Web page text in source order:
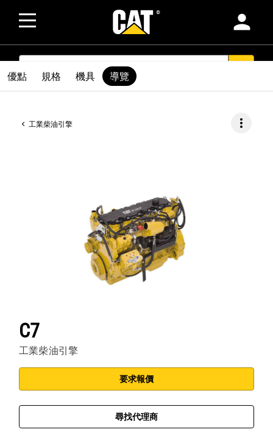
person
SEARCH
工業柴油引擎 more_vert
C7
工業柴油引擎
要求報價
尋找代理商
優點 規格 機具 導覽